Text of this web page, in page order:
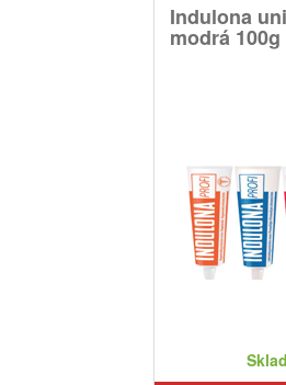
Indulona
modrá 100g